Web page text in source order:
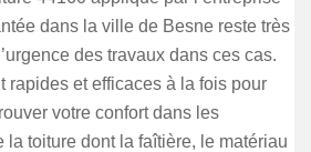
dans la ville de Besne reste très
des travaux dans ces cas.
rapides et efficaces à la fois pour
votre confort dans les
la toiture dont la faîtière, le matériau